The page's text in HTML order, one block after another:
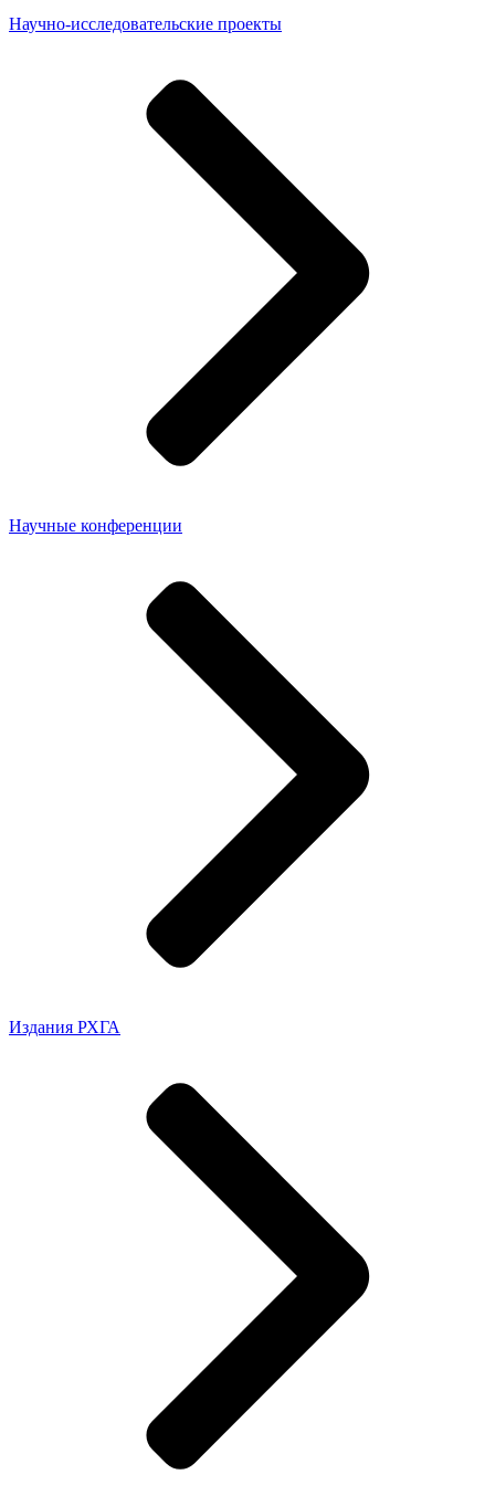
Научно-исследовательские проекты
Научные конференции
Издания РХГА